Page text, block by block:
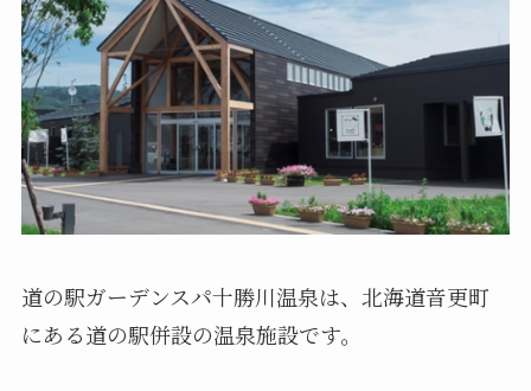
道の駅ガーデンスパ十勝川温泉は、北海道音更町
にある道の駅併設の温泉施設です。